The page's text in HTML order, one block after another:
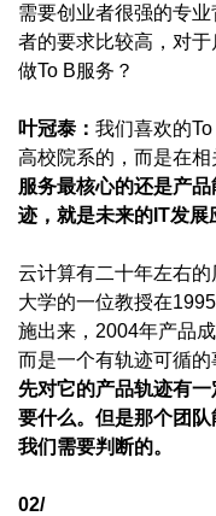
需要创业者很强的专
者的要求比较高，对
做To B服务？
叶冠泰： 我们喜欢的
高校院系的，而是在相
服务最核心的还是产品
迹，就是未来的IT发展
云计算有二十年左右
大学的一位教授在
施出来，2004年产品
而是一个有轨迹可循的
先对它的产品轨迹有
要什么。但是那个团
我们需要判断的。
02/